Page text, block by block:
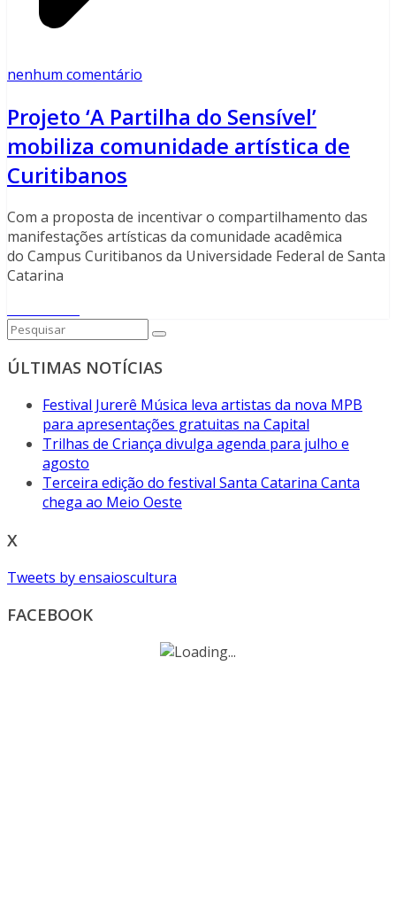
nenhum comentário
Projeto ‘A Partilha do Sensível’
mobiliza comunidade artística de
Curitibanos
Com a proposta de incentivar o compartilhamento das
manifestações artísticas da comunidade acadêmica
do Campus Curitibanos da Universidade Federal de Santa
Catarina
ÚLTIMAS NOTÍCIAS
Festival Jurerê Música leva artistas da nova MPB
para apresentações gratuitas na Capital
Trilhas de Criança divulga agenda para julho e
agosto
Terceira edição do festival Santa Catarina Canta
chega ao Meio Oeste
X
Tweets by ensaioscultura
FACEBOOK